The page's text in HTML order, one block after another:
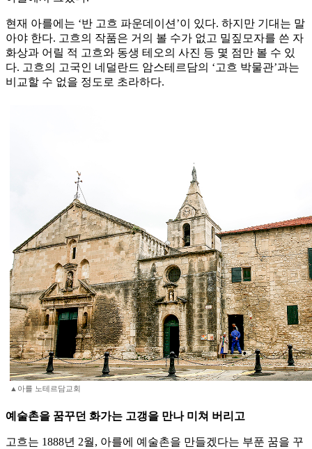
현재 아를에는 ‘반 고흐 파운데이션’이 있다. 하지만 기대는 말
아야 한다. 고흐의 작품은 거의 볼 수가 없고 밀짚모자를 쓴 자
화상과 어릴 적 고흐와 동생 테오의 사진 등 몇 점만 볼 수 있
다. 고흐의 고국인 네덜란드 암스테르담의 ‘고흐 박물관’과는
비교할 수 없을 정도로 초라하다.
▲아를 노테르담교회
예술촌을 꿈꾸던 화가는 고갱을 만나 미쳐 버리고
고흐는 1888년 2월, 아를에 예술촌을 만들겠다는 부푼 꿈을 꾸